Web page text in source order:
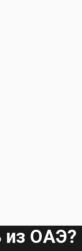
из ОАЭ?